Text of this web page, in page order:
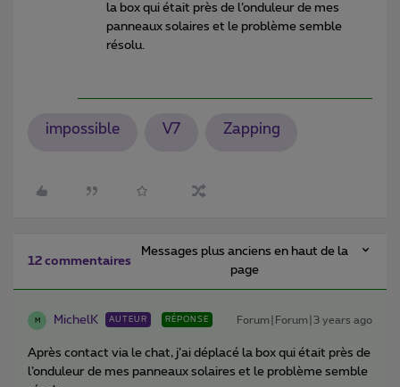
la box qui était près de l’onduleur de mes
panneaux solaires et le problème semble
résolu.
impossible V7 Zapping
12 commentaires
Messages plus anciens en haut de la
page
M MichelK AUTEUR RÉPONSE Forum|Forum|3 years ago
Après contact via le chat, j’ai déplacé la box qui était près de
l’onduleur de mes panneaux solaires et le problème semble